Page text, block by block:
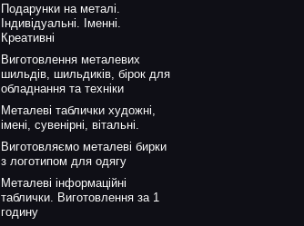
Подарунки на металі.
Індивідуальні. Іменні.
Креативні
Виготовлення металевих
шильдів, шильдиків, бірок для
обладнання та техніки
Металеві таблички художні,
імені, сувенірні, вітальні.
Виготовляємо металеві бирки
з логотипом для одягу
Металеві інформаційні
таблички. Виготовлення за 1
годину